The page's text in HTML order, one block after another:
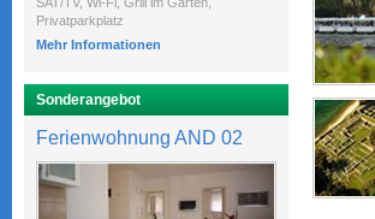
Privatparkplatz
Mehr Informationen
Sonderangebot
Ferienwohnung AND 02